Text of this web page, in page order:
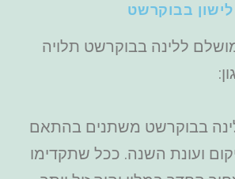
בבוקרשט
ללינה בבוקרשט תלויה
בבוקרשט משתנים בהתאם
ועונת השנה. ככל שתקדימו